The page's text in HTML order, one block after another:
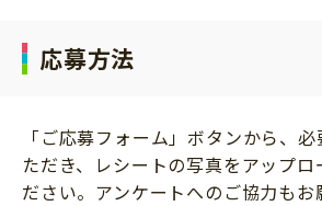
応募方法
「ご応募フォーム」ボタンから、
ただき、レシートの写真をアップロ
ださい。アンケートへのご協力もお